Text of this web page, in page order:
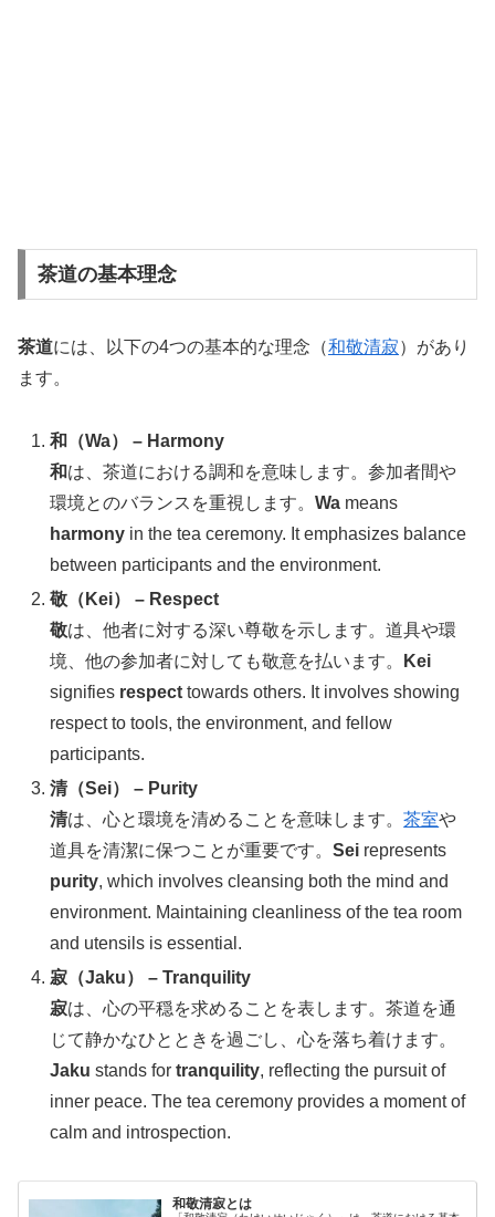
茶道の基本理念
茶道には、以下の4つの基本的な理念（和敬清寂）があり
ます。
和（Wa） – Harmony
和は、茶道における調和を意味します。参加者間や
環境とのバランスを重視します。Wa means
harmony in the tea ceremony. It emphasizes balance
between participants and the environment.
敬（Kei） – Respect
敬は、他者に対する深い尊敬を示します。道具や環
境、他の参加者に対しても敬意を払います。
Kei
signifies respect towards others. It involves showing
respect to tools, the environment, and fellow
participants.
清（Sei） – Purity
清は、心と環境を清めることを意味します。茶室や
道具を清潔に保つことが重要です。Sei represents
purity, which involves cleansing both the mind and
environment. Maintaining cleanliness of the tea room
and utensils is essential.
寂（Jaku） – Tranquility
寂は、心の平穏を求めることを表します。茶道を通
じて静かなひとときを過ごし、心を落ち着けます。
Jaku stands fortranquility, reflecting the pursuit of
inner peace. The tea ceremony provides a moment of
calm and introspection.
和敬清寂とは